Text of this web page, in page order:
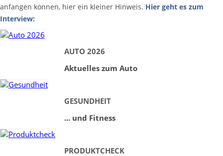
anfangen können, hier ein kleiner Hinweis. Hier geht es zum
Interview:
AUTO 2026
Aktuelles zum Auto
GESUNDHEIT
... und Fitness
PRODUKTCHECK